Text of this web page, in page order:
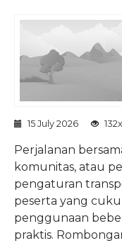
15 July 2026 132x
Perjalanan
komunitas, atau
pengaturan
peserta yang
penggunaan
praktis.